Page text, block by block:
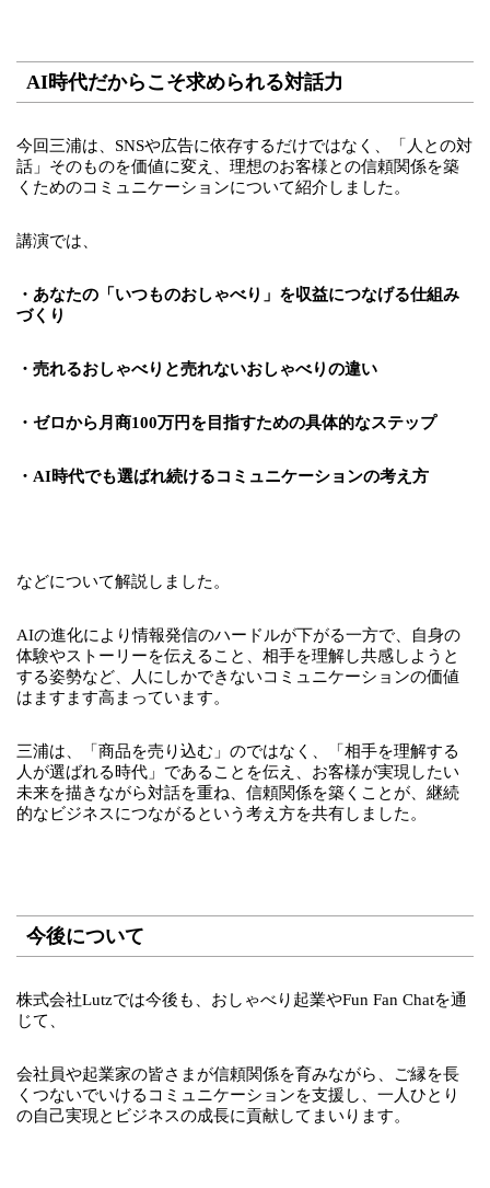
AI時代だからこそ求められる対話力
今回三浦は、SNSや広告に依存するだけではなく、「人との対
話」そのものを価値に変え、理想のお客様との信頼関係を築
くためのコミュニケーションについて紹介しました。
講演では、
・あなたの「いつものおしゃべり」を収益につなげる仕組み
づくり
・売れるおしゃべりと売れないおしゃべりの違い
・ゼロから月商100万円を目指すための具体的なステップ
・AI時代でも選ばれ続けるコミュニケーションの考え方
などについて解説しました。
AIの進化により情報発信のハードルが下がる一方で、自身の
体験やストーリーを伝えること、相手を理解し共感しようと
する姿勢など、人にしかできないコミュニケーションの価値
はますます高まっています。
三浦は、「商品を売り込む」のではなく、「相手を理解する
人が選ばれる時代」であることを伝え、お客様が実現したい
未来を描きながら対話を重ね、信頼関係を築くことが、継続
的なビジネスにつながるという考え方を共有しました。
今後について
株式会社Lutzでは今後も、おしゃべり起業やFun Fan Chatを通
じて、
会社員や起業家の皆さまが信頼関係を育みながら、ご縁を長
くつないでいけるコミュニケーションを支援し、一人ひとり
の自己実現とビジネスの成長に貢献してまいります。